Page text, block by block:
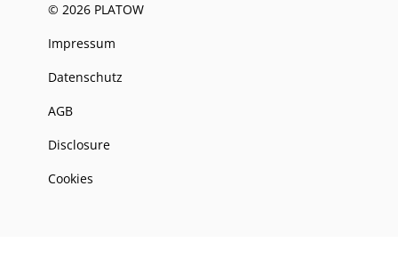
© 2026 PLATOW
Impressum
Datenschutz
AGB
Disclosure
Cookies